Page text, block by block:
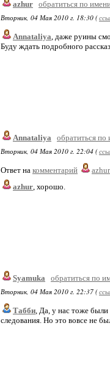
azhur обратиться по
Вторник, 04 Мая 2010 г. 18:30 (
Annataliya, даже руины
Буду ждать подробного
Annataliya
обратиться по
Вторник, 04 Мая 2010 г. 22:04 (
Ответ на комментарий
azhur
azhur, хорошо.
Syamuka
обратиться по
Вторник, 04 Мая 2010 г. 22:37 (
Табби, Да, у нас тоже были
следования. Но это вовсе не